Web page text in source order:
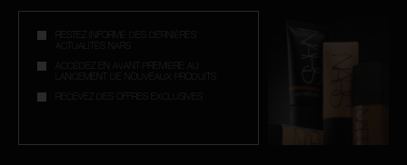
RESTEZ INFORMÉ DES DERNIÈRES
ACTUALITÉS NARS
ACCÉDEZ EN AVANT-PREMIÈRE AU
LANCEMENT DE NOUVEAUX PRODUITS
RECEVEZ DES OFFRES EXCLUSIVES